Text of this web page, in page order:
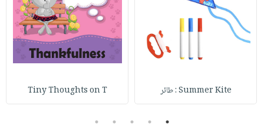
Summer Kite : طائر Tiny Thoughts on T
1
2
3
4
5